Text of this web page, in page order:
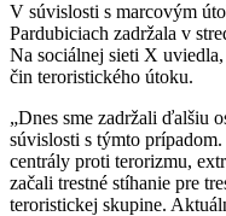
V súvislosti s marcovým
Pardubiciach zadržala v
Na sociálnej sieti X
čin teroristického útoku.
„Dnes sme zadržali ďalšiu
súvislosti s týmto
centrály proti terorizmu,
začali trestné stíhanie pre
teroristickej skupine.